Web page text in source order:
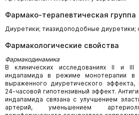
Фармако-терапевтическая группа
Диуретики; тиазидоподобные диуретики;
Фармакологические свойства
Фармакодинамика
В клинических исследованиях II и III
индапамида в режиме монотерапии в
выраженного диуретического
24-часовой гипотензивный эффект.
индапамида связана с улучшением
артерий, уменьшением